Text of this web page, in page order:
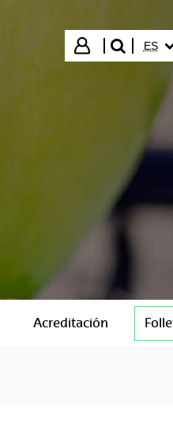
Iniciar sesión
buscar"
ES
Acreditación